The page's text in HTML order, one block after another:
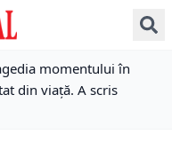
momentului în
din viaţă. A scris